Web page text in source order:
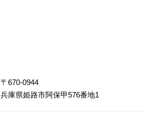
〒670-0944
兵庫県姫路市阿保甲576番地1